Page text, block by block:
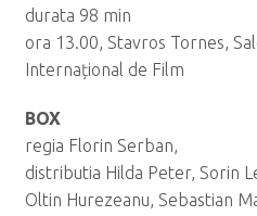
durata 98 min
ora 13.00, Stavros Tornes,
Internațional de Film
BOX
regia Florin Serban,
distributia Hilda Peter, Sorin
Oltin Hurezeanu, Sebastian